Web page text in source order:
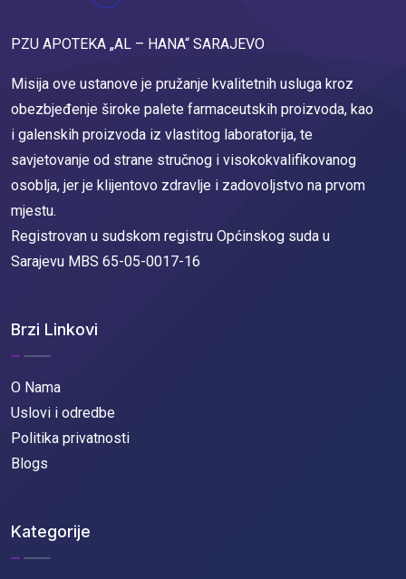
PZU APOTEKA „AL – HANA“ SARAJEVO
Misija ove ustanove je pružanje kvalitetnih usluga kroz
obezbjeđenje široke palete farmaceutskih proizvoda, kao
i galenskih proizvoda iz vlastitog laboratorija, te
savjetovanje od strane stručnog i visokokvalifikovanog
osoblja, jer je klijentovo zdravlje i zadovoljstvo na prvom
mjestu.
Registrovan u sudskom registru Općinskog suda u
Sarajevu MBS 65-05-0017-16
Brzi Linkovi
O Nama
Uslovi i odredbe
Politika privatnosti
Blogs
Kategorije